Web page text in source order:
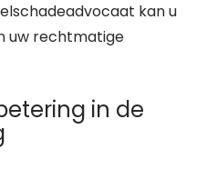
kan u
uw rechtmatige
in de